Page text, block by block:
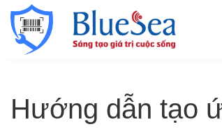
Hướng dẫn tạo